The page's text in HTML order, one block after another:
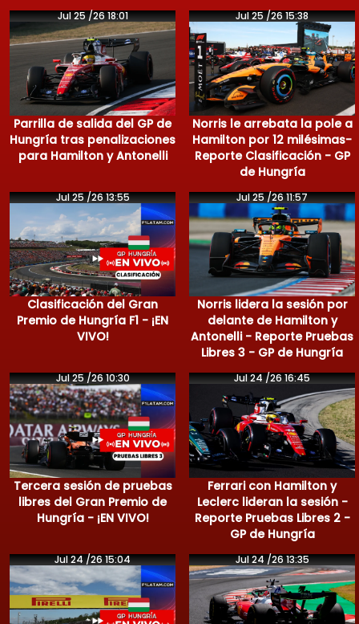
Jul 25 /26 18:01
Parrilla de salida del GP de
Hungría tras penalizaciones
para Hamilton y Antonelli
Jul 25 /26 15:38
Norris le arrebata la pole a
Hamilton por 12 milésimas-
Reporte Clasificación - GP
de Hungría
Jul 25 /26 13:55
Clasificación del Gran
Premio de Hungría F1 - ¡EN
VIVO!
Jul 25 /26 11:57
Norris lidera la sesión por
delante de Hamilton y
Antonelli - Reporte Pruebas
Libres 3 - GP de Hungría
Jul 25 /26 10:30
Tercera sesión de pruebas
libres del Gran Premio de
Hungría - ¡EN VIVO!
Jul 24 /26 16:45
Ferrari con Hamilton y
Leclerc lideran la sesión -
Reporte Pruebas Libres 2 -
GP de Hungría
Jul 24 /26 15:04 Jul 24 /26 13:35